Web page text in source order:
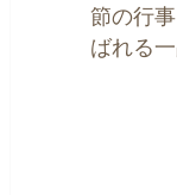
節の行
ばれる一